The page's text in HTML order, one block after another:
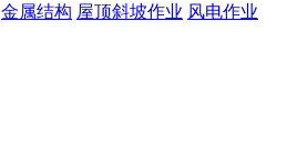
金属结构 屋顶斜坡作业 风电作业